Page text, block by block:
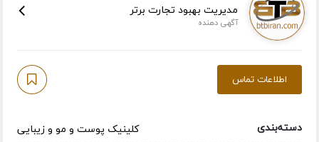
مدیریت بهبود تجارت برتر
آگهی دهنده
اطلاعات تماس
دسته‌بندی
کلینیک پوست و مو و زیبایی